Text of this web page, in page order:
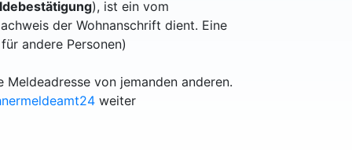
), ist ein vom
der Wohnanschrift dient. Eine
andere Personen)
von jemanden anderen.
weiter